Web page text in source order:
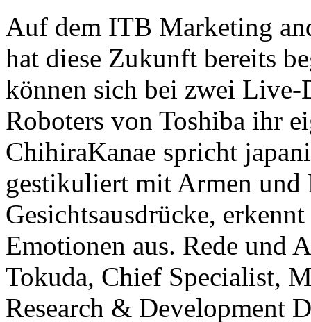
Auf dem ITB Marketing
hat diese Zukunft bereits
können sich bei zwei Live-
Roboters von Toshiba ihr
ChihiraKanae spricht
gestikuliert mit Armen und
Gesichtsausdrücke,
Emotionen aus. Rede und
Tokuda, Chief Specialist,
Research & Development